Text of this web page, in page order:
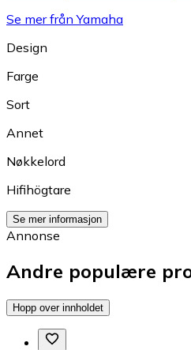
Se mer från Yamaha
Design
Farge
Sort
Annet
Nøkkelord
Hifihögtare
Se mer informasjon
Annonse
Andre populære
Hopp over innholdet